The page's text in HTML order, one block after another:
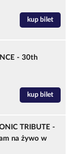
kup bilet
- 30th
kup bilet
TRIBUTE -
na żywo w